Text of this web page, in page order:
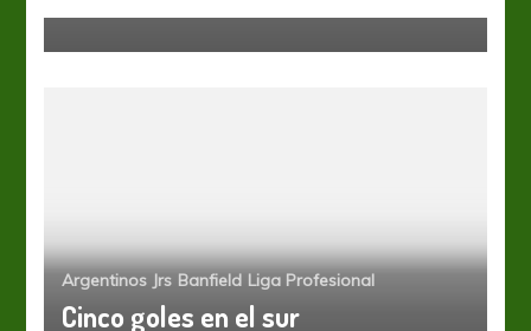
Argentinos Jrs Banfield Liga Profesional
Cinco goles en el sur